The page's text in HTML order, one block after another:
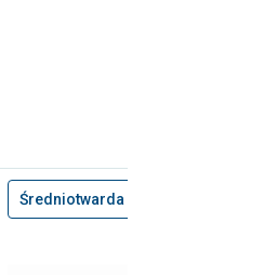
Średniotwarda